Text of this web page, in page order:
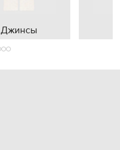
Джинсы